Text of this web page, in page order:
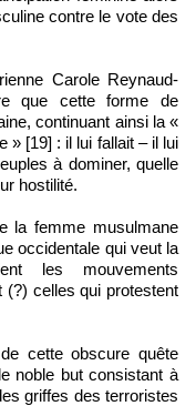
contre le vote des
Carole Reynaud-
que cette forme de
continuant ainsi la «
» [19] : il lui fallait – il lui
à dominer, quelle
hostilité.
femme musulmane
occidentale qui veut la
les mouvements
(?) celles qui protestent
cette obscure quête
noble but consistant à
griffes des terroristes